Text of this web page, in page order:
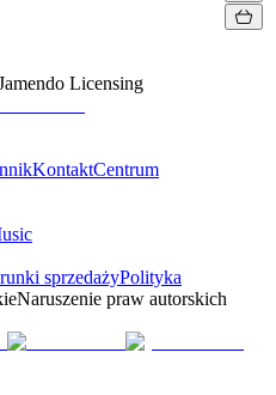
Licensing
KontaktCentrum
sprzedażyPolityka
Naruszenie praw autorskich